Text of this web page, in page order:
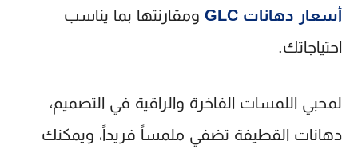
أسعار دهانات GLC
ومقارنتها بما يناسب
احتياجاتك.
لمحبي اللمسات الفاخرة والراقية في التصميم،
دهانات القطيفة تضفي ملمساً فريداً، ويمكنك